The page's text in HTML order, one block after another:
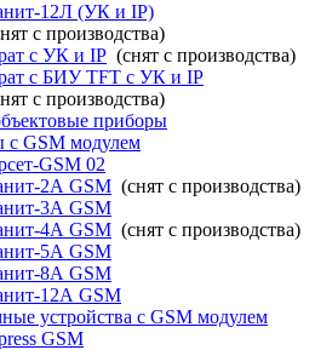
12Л (УК и IP)
с производства)
с УК и IP (снят с производства)
с БИУ TFT с УК и IP
с производства)
приборы
с GSM модулем
GSM 02
2А GSM (снят с производства)
3А GSM
4А GSM (снят с производства)
5А GSM
8А GSM
12А GSM
устройства с GSM модулем
GSM